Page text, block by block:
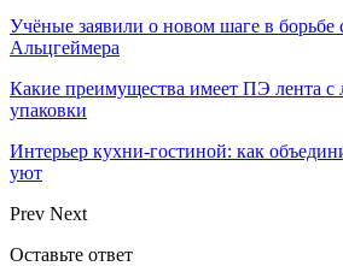
Учёные заявили о новом шаге в борьбе
Альцгеймера
Какие преимущества имеет ПЭ лента с
упаковки
Интерьер кухни-гостиной: как
уют
Prev Next
Оставьте ответ